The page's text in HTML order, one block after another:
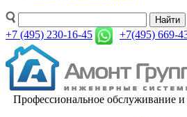
Найти
+7 (495) 230-16-45 +7(495) 669-
Профессиональное обслуживание